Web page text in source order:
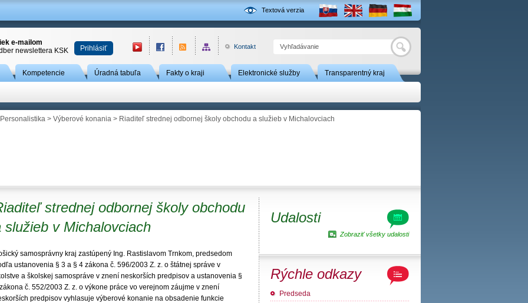
Textová verzia
Hľadať
e-mailom
newslettera KSK
Prihlásiť Kontakt
Kompetencie Úradná tabuľa Fakty o kraji Elektronické služby Transparentný kraj
Personalistika > Výberové konania > Riaditeľ strednej odbornej školy obchodu a služieb v Michalovciach
strednej odbornej školy obchodu
služieb v Michalovciach
samosprávny kraj zastúpený Ing. Rastislavom Trnkom, predsedom
ustanovenia § 3 a § 4 zákona č. 596/2003 Z. z. o štátnej správe v
a školskej samospráve v znení neskorších predpisov a ustanovenia §
č. 552/2003 Z. z. o výkone práce vo verejnom záujme v znení
predpisov vyhlasuje výberové konanie na obsadenie funkcie
Udalosti
Zobraziť všetky udalosti
Rýchle odkazy
Predseda